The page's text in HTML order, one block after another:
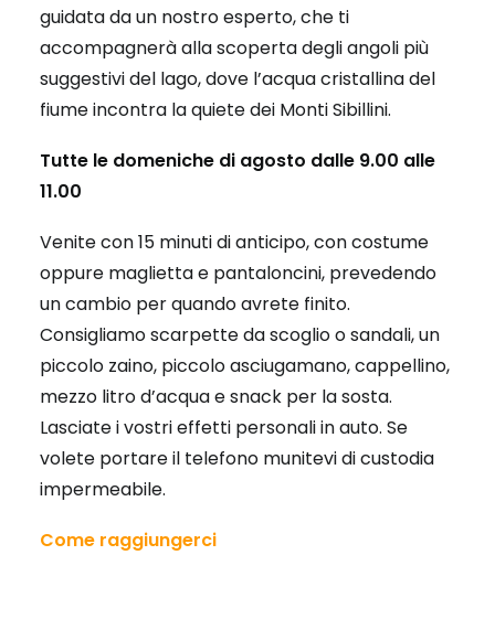
guidata da un nostro esperto, che ti
accompagnerà alla scoperta degli angoli più
suggestivi del lago, dove l’acqua cristallina del
fiume incontra la quiete dei Monti Sibillini.
Tutte le domeniche di agosto dalle 9.00 alle
11.00
Venite con 15 minuti di anticipo, con costume
oppure maglietta e pantaloncini, prevedendo
un cambio per quando avrete finito.
Consigliamo scarpette da scoglio o sandali, un
piccolo zaino, piccolo asciugamano, cappellino,
mezzo litro d’acqua e snack per la sosta.
Lasciate i vostri effetti personali in auto. Se
volete portare il telefono munitevi di custodia
impermeabile.
Come raggiungerci